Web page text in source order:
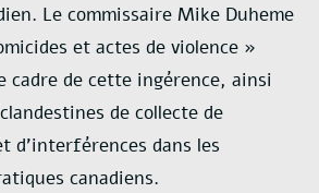
Le commissaire Mike Duheme
et actes de violence »
cadre de cette ingérence, ainsi
de collecte de
d’interférences dans les
canadiens.